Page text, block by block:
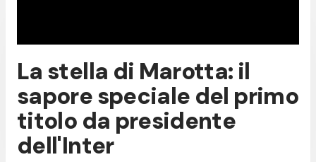
La stella di Marotta: il
sapore speciale del primo
titolo da presidente
dell'Inter